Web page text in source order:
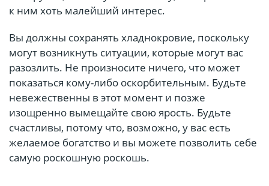
к ним хоть малейший интерес.
Вы должны сохранять хладнокровие, поскольку
могут возникнуть ситуации, которые могут вас
разозлить. Не произносите ничего, что может
показаться кому-либо оскорбительным. Будьте
невежественны в этот момент и позже
изощренно вымещайте свою ярость. Будьте
счастливы, потому что, возможно, у вас есть
желаемое богатство и вы можете позволить себе
самую роскошную роскошь.